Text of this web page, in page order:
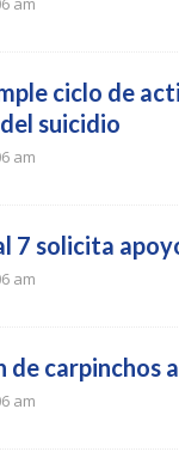
ciclo de
suicidio
am
7 solicita
am
carpinchos
am